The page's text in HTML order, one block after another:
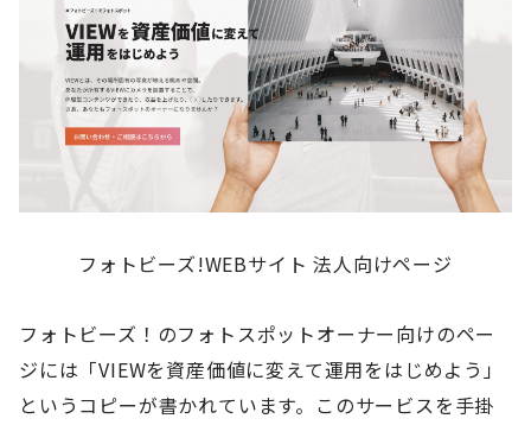
フォトビーズ!WEBサイト 法人向けページ
フォトビーズ！のフォトスポットオーナー向けのペー
ジには「VIEWを資産価値に変えて運用をはじめよう」
というコピーが書かれています。このサービスを手掛